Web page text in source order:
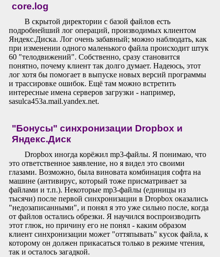
core.log
В скрытой директории с базой файлов есть
подробнейший лог операций, производимых клиентом
Яндекс.Диска. Лог очень забавный; можно наблюдать, как
при изменении одного маленького файла происходит штук
60 "телодвижений". Собственно, сразу становится
понятно, почему клиент так долго думает. Надеюсь, этот
лог хотя бы помогает в выпуске новых версий программы
и трассировке ошибок. Ещё там можно встретить
интересные имена серверов загрузки - например,
sasulca453a.mail.yandex.net.
"Бонусы" синхронизации Dropbox и
Яндекс.Диск
Dropbox иногда корёжил mp3-файлы. Я понимаю, что
это ответственное заявление, но я видел это своими
глазами. Возможно, была виновата комбинация софта на
машине (антивирус, который тоже присматривает за
файлами и т.п.). Некоторые mp3-файлы (единицы из
тысячи) после первой синхронизации в Dropbox оказались
"недозаписанными", и понял я это уже сильно после, когда
от файлов остались обрезки. Я научился воспроизводить
этот глюк, но причину его не понял - каким образом
клиент синхронизации может "оттяпывать" кусок файла, к
которому он должен прикасаться только в режиме чтения,
так и осталось загадкой.